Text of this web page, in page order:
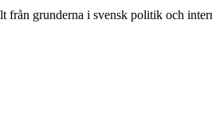
grunderna i svensk politik och